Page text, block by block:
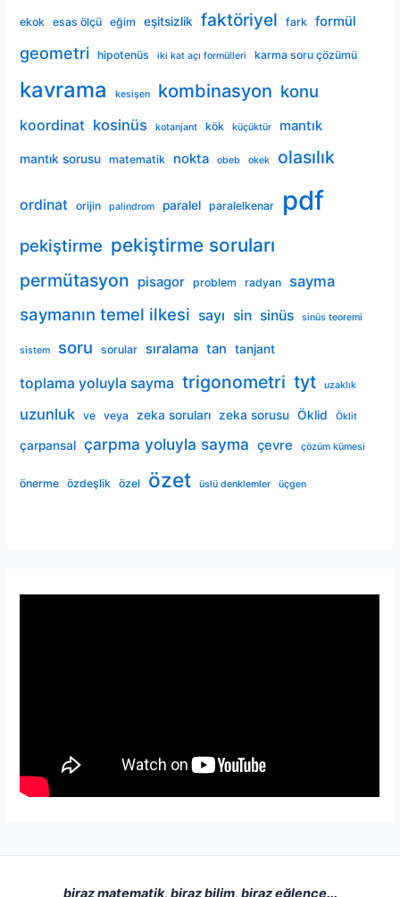
ekok esas ölçü eğim eşitsizlik faktöriyel fark formül
geometri hipotenüs iki kat açı formülleri karma soru çözümü
kavrama kesişen kombinasyon konu
koordinat kosinüs kotanjant kök küçüktür mantık
mantık sorusu matematik nokta obeb okek olasılık
ordinat orijin palindrom paralel paralelkenar pdf
pekiştirme pekiştirme soruları
permütasyon pisagor problem radyan sayma
saymanın temel ilkesi sayı sin sinüs sinüs teoremi
sistem soru sorular sıralama tan tanjant
toplama yoluyla sayma trigonometri tyt uzaklık
uzunluk ve veya zeka soruları zeka sorusu Öklid Öklit
çarpansal çarpma yoluyla sayma çevre çözüm kümesi
önerme özdeşlik özel özet üslü denklemler üçgen